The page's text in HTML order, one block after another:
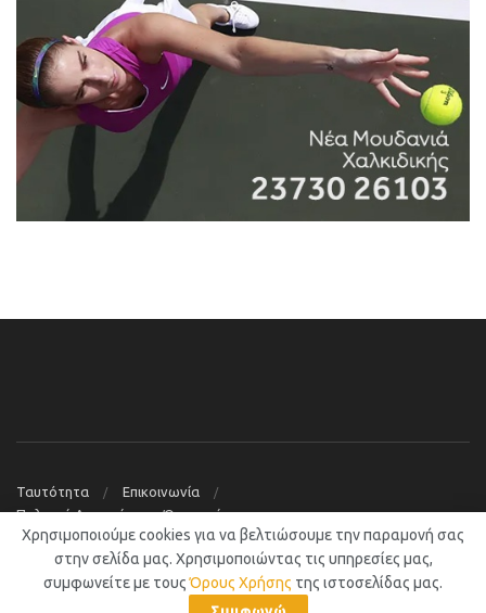
Ταυτότητα
Επικοινωνία
Πολιτική Απορρήτου – Όροι χρήσης
© 2019Νέα Μουδανιά Blog
Χρησιμοποιούμε cookies για να βελτιώσουμε την παραμονή σας
στην σελίδα μας. Χρησιμοποιώντας τις υπηρεσίες μας,
συμφωνείτε με τουςΌρους Χρήσης της ιστοσελίδας μας.